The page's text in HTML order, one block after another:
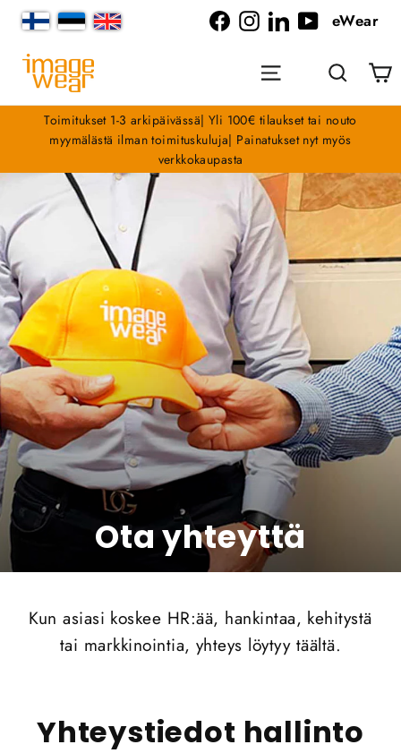
Siirry
sisältöön
eWear
Valikko Haku
Toimitukset 1-3 arkipäivässä| Yli 100€ tilaukset tai nouto
myymälästä ilman toimituskuluja| Painatukset nyt myös
verkkokaupasta
Ota yhteyttä
Kun asiasi koskee HR:ää, hankintaa, kehitystä
tai markkinointia, yhteys löytyy täältä.
Yhteystiedot hallinto